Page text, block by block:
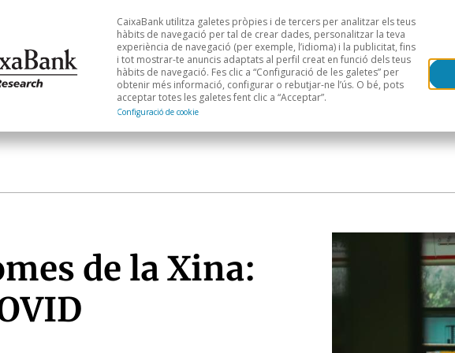
i mercats Anàlisi sectorial Àrees geogràfiques
CaixaBank utilitza galetes pròpies i de tercers per analitzar els teus
hàbits de navegació per tal de crear dades, personalitzar la teva
experiència de navegació (per exemple, l’idioma) i la publicitat, fins
i tot mostrar-te anuncis adaptats al perfil creat en funció dels teus
hàbits de navegació. Fes clic a “Configuració de les galetes” per
obtenir més informació, configurar o rebutjar-ne l’ús. O bé, pots
acceptar totes les galetes fent clic a “Acceptar”.
Configuració de cookie
de la Xina: